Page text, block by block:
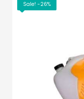
Sale! -26%